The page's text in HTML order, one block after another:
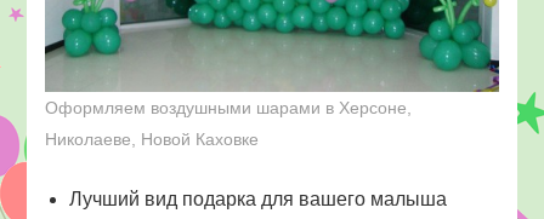
Оформляем воздушными шарами в Херсоне,
Николаеве, Новой Каховке
Лучший вид подарка для вашего малыша